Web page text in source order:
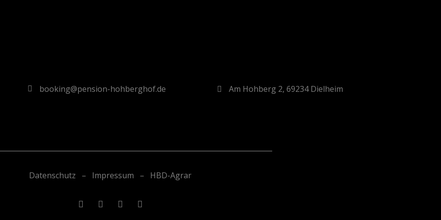
booking@pension-hohberghof.de Am Hohberg 2, 69234 Dielheim
Datenschutz – Impressum – HBD-Agrar